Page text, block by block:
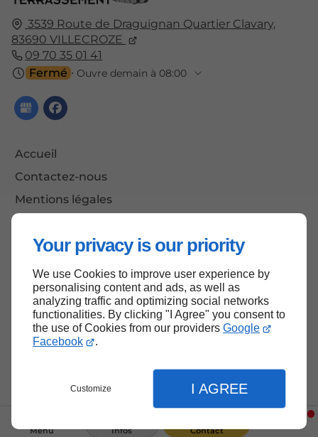
Your privacy is our priority
We use Cookies to improve user experience by
personalising content and ads, as well as
analyzing traffic and optimizing social networks
functionalities. By clicking "I Agree" you consent to
the use of Cookies from our providers Google
Facebook
.
Customize I AGREE
Menu Infos Contact
3539 Route de Draguignan Quartier Clavary,
83690 VILLECROZE
09 70 35 01 41
Fermé ⋅ Ouvre demain à 08:00
Accueil
Contactez-nous
Mentions légales
Haut de page